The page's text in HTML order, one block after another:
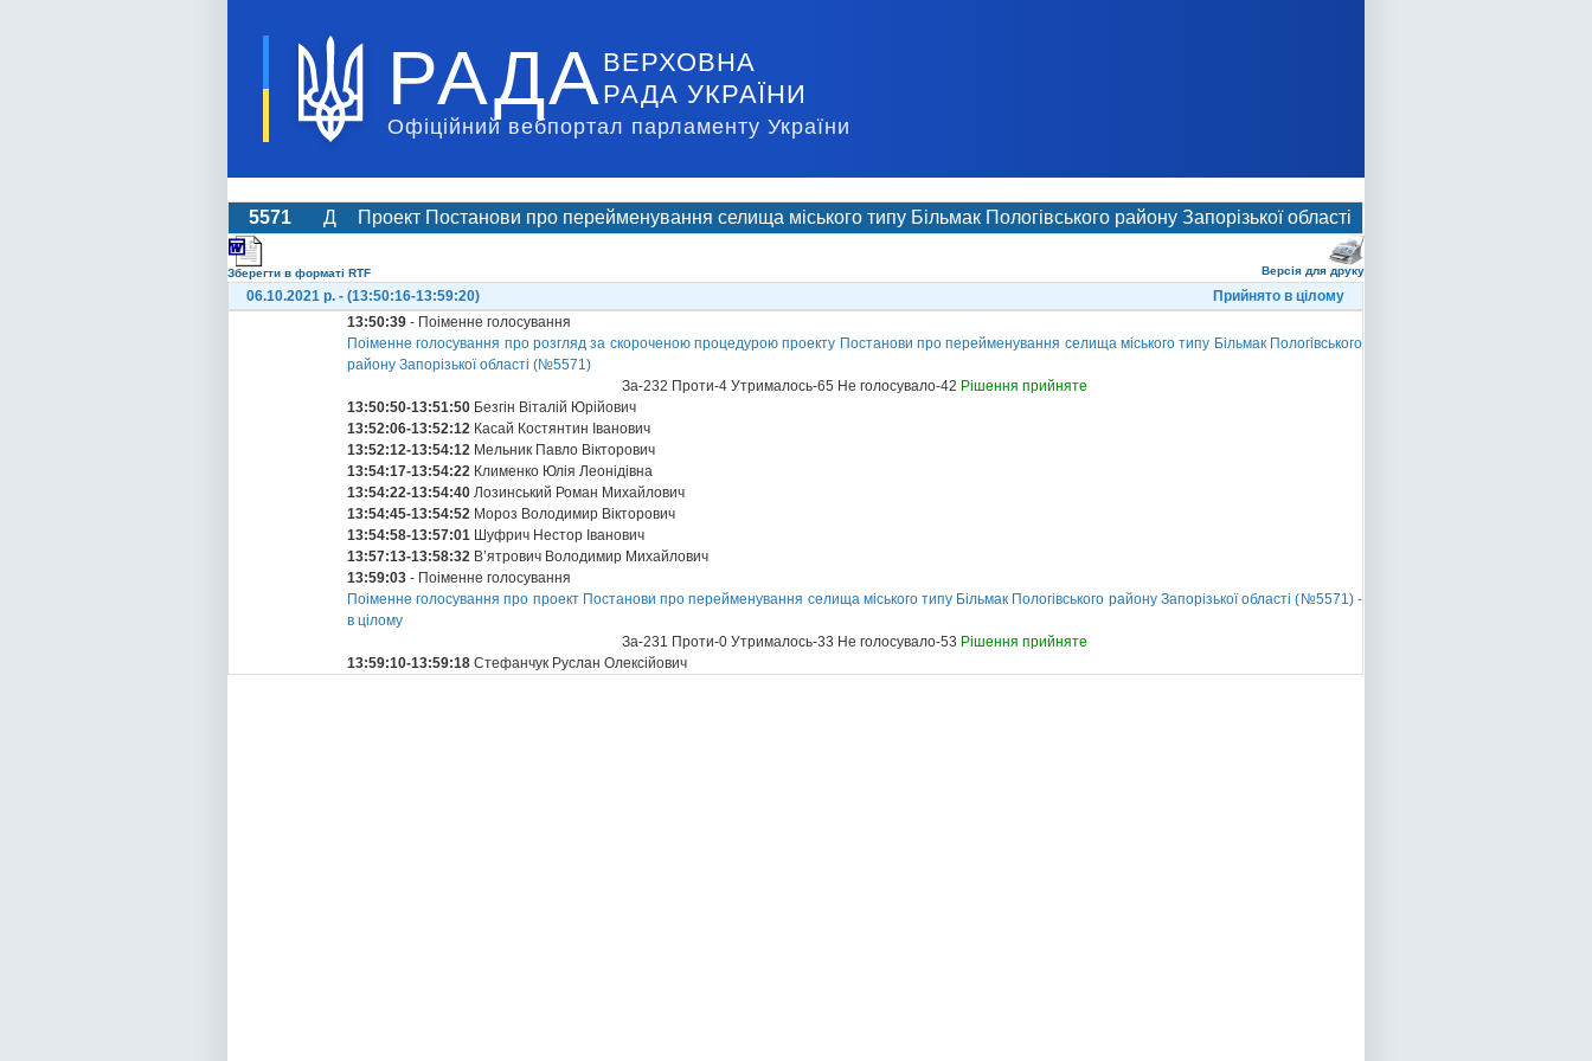
РАДА ВЕРХОВНА
РАДА УКРАЇНИ
Офіційний вебпортал парламенту України
5571 Д Проект Постанови про перейменування селища міського типу Більмак Пологівського району Запорізької області
Зберегти в форматі RTF Версія для друку
06.10.2021 р. - (13:50:16-13:59:20)
Прийнято в цілому
13:50:39 - Поіменне голосування
Поіменне голосування про розгляд за скороченою процедурою проекту Постанови про перейменування селища міського типу Більмак Пологівського
району Запорізької області (№5571)
За-232 Проти-4 Утрималось-65 Не голосувало-42 Рішення прийняте
13:50:50-13:51:50 Безгін Віталій Юрійович
13:52:06-13:52:12 Касай Костянтин Іванович
13:52:12-13:54:12 Мельник Павло Вікторович
13:54:17-13:54:22 Клименко Юлія Леонідівна
13:54:22-13:54:40 Лозинський Роман Михайлович
13:54:45-13:54:52 Мороз Володимир Вікторович
13:54:58-13:57:01 Шуфрич Нестор Іванович
13:57:13-13:58:32 В’ятрович Володимир Михайлович
13:59:03 - Поіменне голосування
Поіменне голосування про проект Постанови про перейменування селища міського типу Більмак Пологівського району Запорізької області (№5571) -
в цілому
За-231 Проти-0 Утрималось-33 Не голосувало-53 Рішення прийняте
13:59:10-13:59:18 Стефанчук Руслан Олексійович